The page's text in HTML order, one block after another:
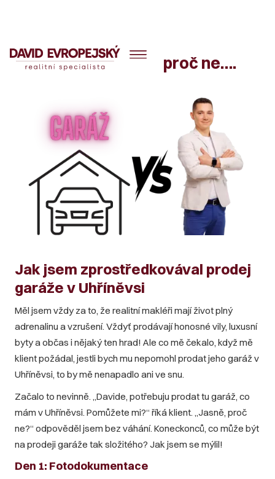
Prodej garáže ? Ale proč ne….
Jak jsem zprostředkovával prodej
garáže v Uhříněvsi
Měl jsem vždy za to, že realitní makléři mají život plný
adrenalinu a vzrušení. Vždyť prodávají honosné vily, luxusní
byty a občas i nějaký ten hrad! Ale co mě čekalo, když mě
klient požádal, jestli bych mu nepomohl prodat jeho garáž v
Uhříněvsi, to by mě nenapadlo ani ve snu.
Začalo to nevinně. „Davide, potřebuju prodat tu garáž, co
mám v Uhříněvsi. Pomůžete mi?“ říká klient. „Jasně, proč
ne?“ odpověděl jsem bez váhání. Koneckonců, co může být
na prodeji garáže tak složitého? Jak jsem se mýlil!
Den 1: Fotodokumentace